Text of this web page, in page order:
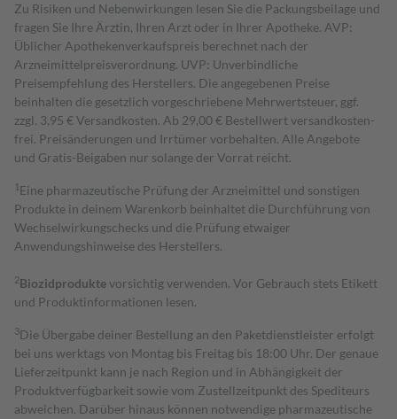
Zu Risiken und Nebenwirkungen lesen Sie die Packungsbeilage und
fragen Sie Ihre Ärztin, Ihren Arzt oder in Ihrer Apotheke. AVP:
Üblicher Apothekenverkaufspreis berechnet nach der
Arzneimittelpreisverordnung. UVP: Unverbindliche
Preisempfehlung des Herstellers. Die angegebenen Preise
beinhalten die gesetzlich vorgeschriebene Mehrwertsteuer, ggf.
zzgl. 3,95 € Versandkosten. Ab 29,00 € Bestell­wert versand­kosten­
frei. Preisänderungen und Irrtümer vorbehalten. Alle Angebote
und Gratis-Beigaben nur solange der Vorrat reicht.
1 Eine pharmazeutische Prüfung der Arzneimittel und sonstigen
Produkte in deinem Warenkorb beinhaltet die Durchführung von
Wechselwirkungschecks und die Prüfung etwaiger
Anwendungshinweise des Herstellers.
2Biozidproduktevorsichtig verwenden. Vor Gebrauch stets Etikett
und Produktinformationen lesen.
3Die Übergabe deiner Bestellung an den Paketdienstleister erfolgt
bei uns werktags von Montag bis Freitag bis 18:00 Uhr. Der genaue
Lieferzeitpunkt kann je nach Region und in Abhängigkeit der
Produktverfügbarkeit sowie vom Zustellzeitpunkt des Spediteurs
abweichen. Darüber hinaus können notwendige pharmazeutische